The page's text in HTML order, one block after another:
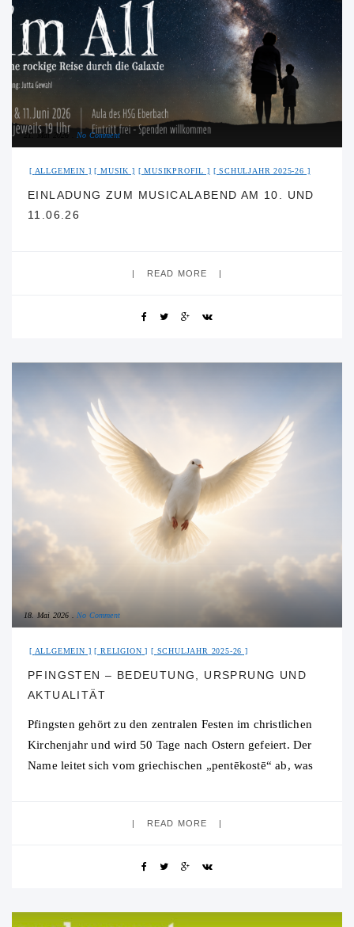
21. Mai 2026 No Comment
ALLGEMEIN MUSIK MUSIKPROFIL SCHULJAHR 2025-26
EINLADUNG ZUM MUSICALABEND AM 10. UND
11.06.26
READ MORE
18. Mai 2026 No Comment
ALLGEMEIN RELIGION SCHULJAHR 2025-26
PFINGSTEN – BEDEUTUNG, URSPRUNG UND
AKTUALITÄT
Pfingsten gehört zu den zentralen Festen im christlichen
Kirchenjahr und wird 50 Tage nach Ostern gefeiert. Der
Name leitet sich vom griechischen „pentēkostē“ ab, was
READ MORE